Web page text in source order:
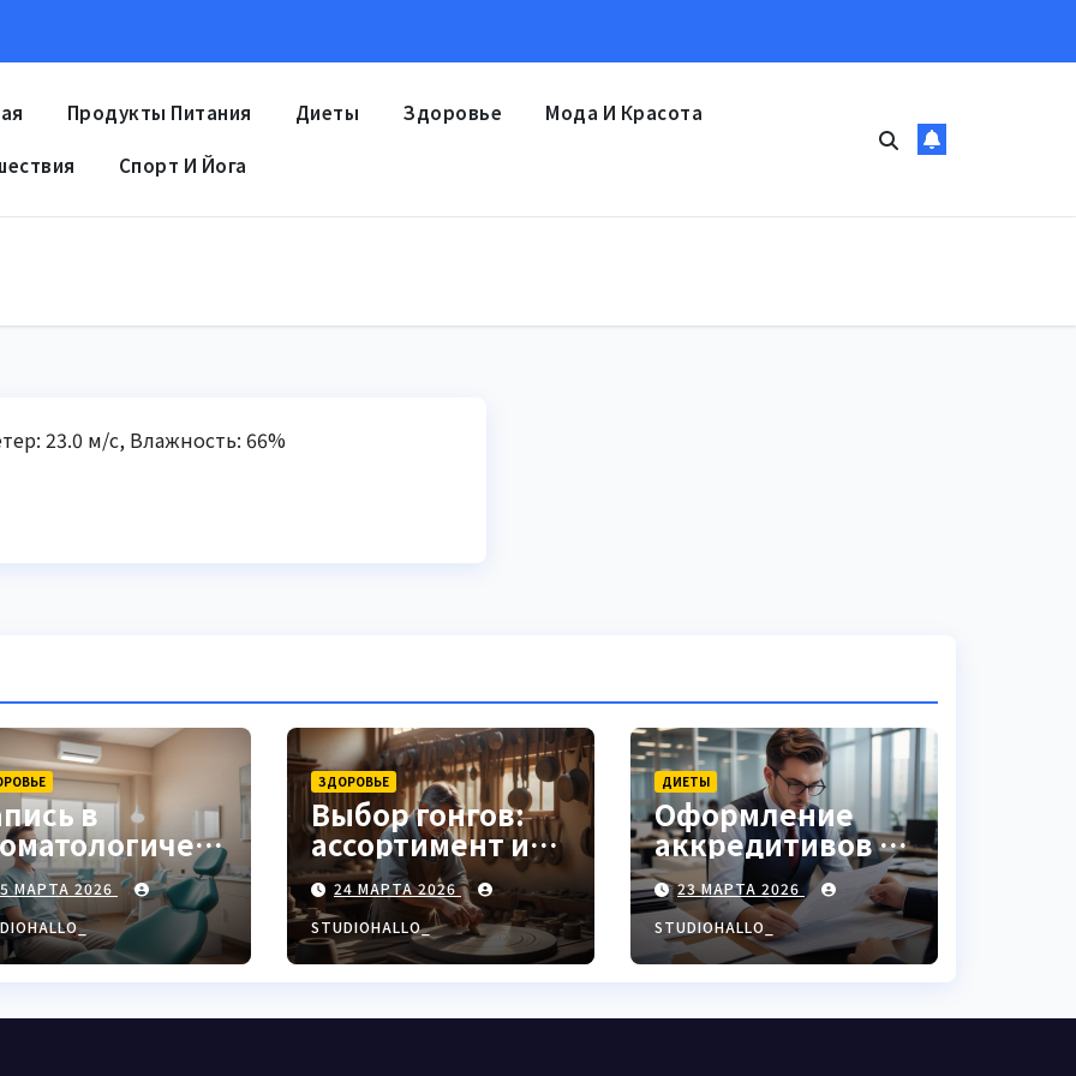
Продукты Питания Диеты Здоровье Мода И Красота
Спорт И Йога
23.0 м/с, Влажность: 66%
в
клинику
МАРТА 2026
ЗДОРОВЬЕ
Выбор гонгов:
ассортимент и
характеристики
24 МАРТА 2026
STUDIOHALLO_
ДИЕТЫ
Оформление
аккредитивов в
международной
торговле
23 МАРТА 2026
STUDIOHALLO_